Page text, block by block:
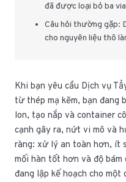
đã được loại bỏ ba via
Câu hỏi thường gặp:
cho nguyên liệu thô
Khi bạn yêu cầu Dịch vụ
từ thép mạ kẽm, bạn đang
lon, tạo nắp và container
cạnh gây ra, nứt vi mô và
ràng: xử lý an toàn hơn, ít
mối hàn tốt hơn và độ bám
đang lập kế hoạch cho